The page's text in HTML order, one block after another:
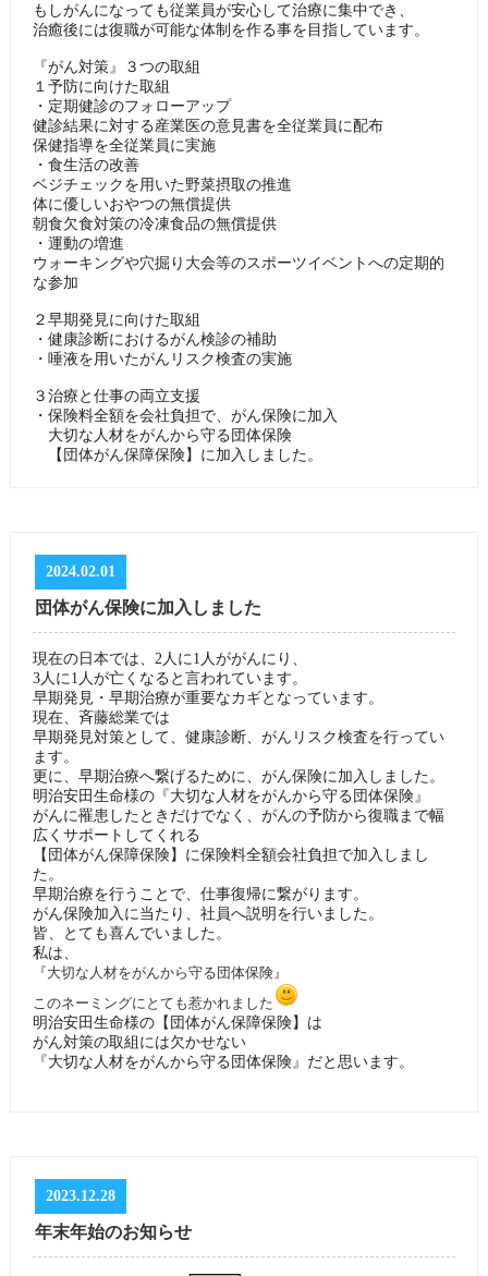
もしがんになっても従業員が安心して治療に集中でき、
治癒後には復職が可能な体制を作る事を目指しています。
『がん対策』３つの取組
１予防に向けた取組
・定期健診のフォローアップ
健診結果に対する産業医の意見書を全従業員に配布
保健指導を全従業員に実施
・食生活の改善
ベジチェックを用いた野菜摂取の推進
体に優しいおやつの無償提供
朝食欠食対策の冷凍食品の無償提供
・運動の増進
ウォーキングや穴掘り大会等のスポーツイベントへの定期的
な参加
２早期発見に向けた取組
・健康診断におけるがん検診の補助
・唾液を用いたがんリスク検査の実施
３治療と仕事の両立支援
・保険料全額を会社負担で、がん保険に加入
大切な人材をがんから守る団体保険
【団体がん保障保険】に加入しました。
2024.02.01
団体がん保険に加入しました
現在の日本では、2人に1人ががんにり、
3人に1人が亡くなると言われています。
早期発見・早期治療が重要なカギとなっています。
現在、斉藤総業では
早期発見対策として、健康診断、がんリスク検査を行ってい
ます。
更に、早期治療へ繋げるために、がん保険に加入しました。
明治安田生命様の『大切な人材をがんから守る団体保険』
がんに罹患したときだけでなく、がんの予防から復職まで幅
広くサポートしてくれる
【団体がん保障保険】に保険料全額会社負担で加入しまし
た。
早期治療を行うことで、仕事復帰に繋がります。
がん保険加入に当たり、社員へ説明を行いました。
皆、とても喜んでいました。
私は、
『大切な人材をがんから守る団体保険』
このネーミングにとても惹かれました
明治安田生命様の【団体がん保障保険】は
がん対策の取組には欠かせない
『大切な人材をがんから守る団体保険』だと思います。
2023.12.28
年末年始のお知らせ